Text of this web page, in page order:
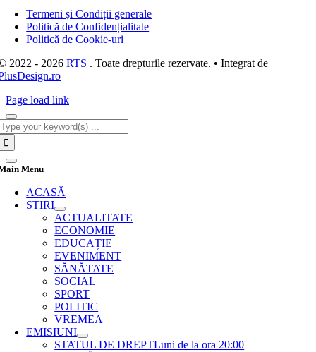
NavigationTermeni și Condiții generale
Politică de Confidențialitate
Politică de Cookie-uri
2022 - 2026RTS . Toate drepturile rezervate. • Integrat de
Page load link
Menu
ACASĂ
STIRI
ACTUALITATE
ECONOMIE
EDUCAȚIE
EVENIMENT
SĂNĂTATE
SOCIAL
SPORT
POLITIC
VREMEA
EMISIUNI
STATUL DE DREPTLuni de la ora 20:00